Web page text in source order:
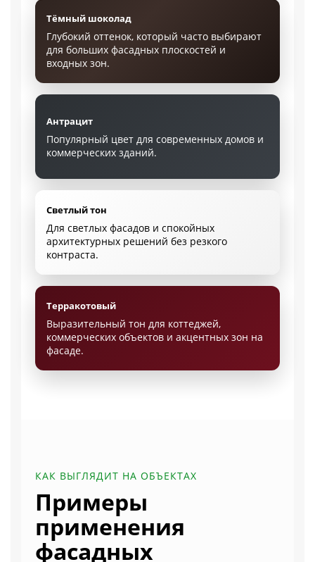
Тёмный шоколад
Глубокий оттенок, который часто выбирают
для больших фасадных плоскостей и
входных зон.
Антрацит
Популярный цвет для современных домов и
коммерческих зданий.
Светлый тон
Для светлых фасадов и спокойных
архитектурных решений без резкого
контраста.
Терракотовый
Выразительный тон для коттеджей,
коммерческих объектов и акцентных зон на
фасаде.
КАК ВЫГЛЯДИТ НА ОБЪЕКТАХ
Примеры
применения
фасадных